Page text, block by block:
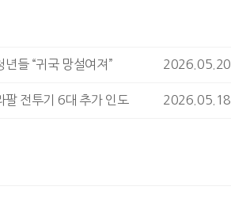
들 “귀국 망설여져” 2026.05.20
전투기 6대 추가 인도 2026.05.18